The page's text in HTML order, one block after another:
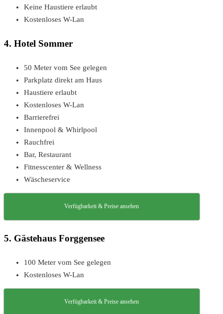
Keine Haustiere erlaubt
Kostenloses W-Lan
4. Hotel Sommer
50 Meter vom See gelegen
Parkplatz direkt am Haus
Haustiere erlaubt
Kostenloses W-Lan
Barrierefrei
Innenpool & Whirlpool
Rauchfrei
Bar, Restaurant
Fitnesscenter & Wellness
Wäscheservice
Verfügbarkeit & Preise ansehen
5. Gästehaus Forggensee
100 Meter vom See gelegen
Kostenloses W-Lan
Verfügbarkeit & Preise ansehen